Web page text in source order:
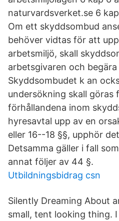
naturvardsverket.se 6
Om ett skyddsombud
behöver vidtas för att
arbetsmiljö, skall
arbetsgivaren och
Skyddsombudet k an
undersökning skall göras
förhållandena inom
hyresavtal upp av en
eller 16--18 §§, upphör
Detsamma gäller i fall
annat följer av 44 §.
Utbildningsbidrag csn
Silently Dreaming About
small, tent looking thing.